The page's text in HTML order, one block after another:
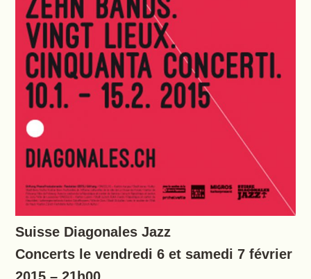
Suisse Diagonales Jazz
Concerts le vendredi 6 et samedi 7 février